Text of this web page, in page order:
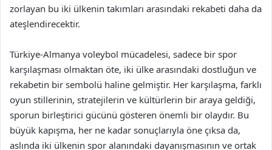
zorlayan bu iki ülkenin takımları arasındaki rekabeti daha da
ateşlendirecektir.
Türkiye-Almanya voleybol mücadelesi, sadece bir spor
karşılaşması olmaktan öte, iki ülke arasındaki dostluğun ve
rekabetin bir sembolü haline gelmiştir. Her karşılaşma, farklı
oyun stillerinin, stratejilerin ve kültürlerin bir araya geldiği,
sporun birleştirici gücünü gösteren önemli bir olaydır. Bu
büyük kapışma, her ne kadar sonuçlarıyla öne çıksa da,
aslında iki ülkenin spor alanındaki dayanışmasının ve ortak